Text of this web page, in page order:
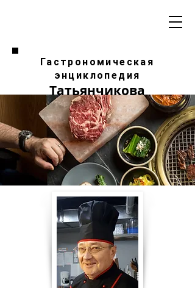
Гастрономическая
энциклопедия
Татьянчикова